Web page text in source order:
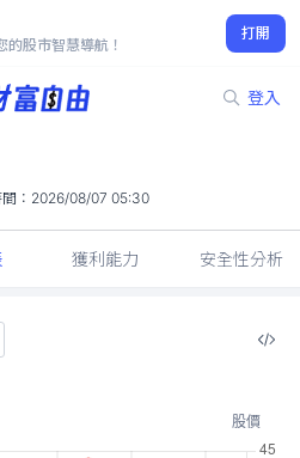
的股市智慧導航！
打開
登入
0.56%
： 2026/08/07 05:30
獲利能力 安全性分析